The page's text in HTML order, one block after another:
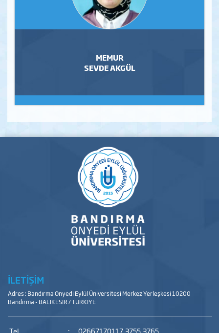
MEMUR
SEVDE AKGÜL
İLETİŞİM
Adres : Bandırma Onyedi Eylül Üniversitesi Merkez Yerleşkesi 10200
Bandırma - BALIKESİR / TÜRKİYE
Tel : 02667170117,3755,3765